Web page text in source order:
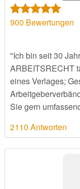
900 Bewertungen
"Ich bin seit 30
ARBEITSRECHT
eines Verlages;
Sie gern
2110 Antworten